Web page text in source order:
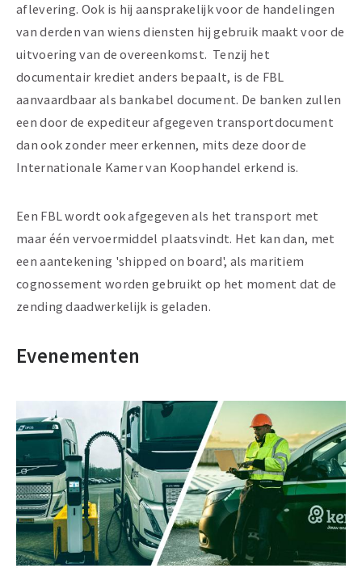
aflevering. Ook is hij aansprakelijk voor de handelingen
van derden van wiens diensten hij gebruik maakt voor de
uitvoering van de overeenkomst. Tenzij het
documentair krediet anders bepaalt, is de FBL
aanvaardbaar als bankabel document. De banken zullen
een door de expediteur afgegeven transportdocument
dan ook zonder meer erkennen, mits deze door de
Internationale Kamer van Koophandel erkend is.
Een FBL wordt ook afgegeven als het transport met
maar één vervoermiddel plaatsvindt. Het kan dan, met
een aantekening 'shipped on board', als maritiem
cognossement worden gebruikt op het moment dat de
zending daadwerkelijk is geladen.
Evenementen